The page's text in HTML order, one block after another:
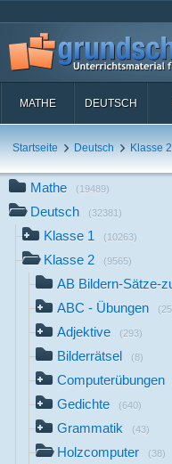
MATHE DEUTSCH
Startseite Deutsch Klasse 2
Mathe (19489)
Deutsch (32381)
Klasse 1 (10263)
Klasse 2 (9565)
AB Bildern-Sätze-
ABC - Übungen
Adjektive (293)
Bilderrätsel (8)
Computerübungen
Gedichte (640)
Grammatik (43)
Holzcomputer (38)